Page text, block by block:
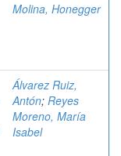
Molina, Honegger
Álvarez Ruiz,
Antón; Reyes
Moreno, María
Isabel